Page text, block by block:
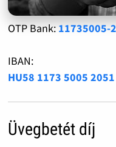
OTP Bank: 11735005-
IBAN:
HU58 1173 5005
Üvegbetét díj